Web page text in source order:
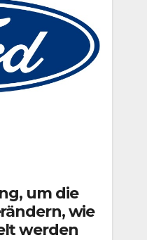
um die
wie
werden